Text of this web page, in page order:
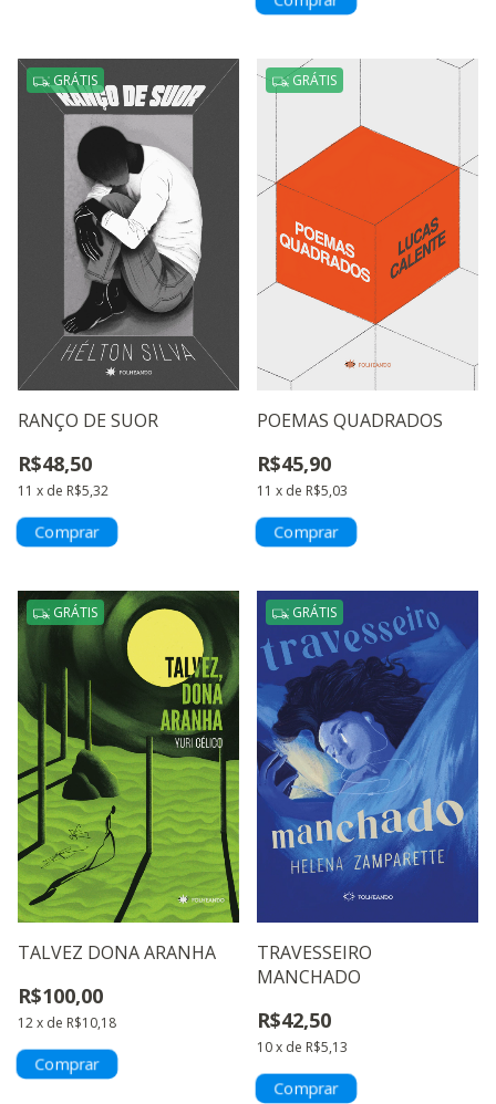
GRÁTIS
RANÇO DE SUOR
R$48,50
11 x de R$5,32
GRÁTIS
POEMAS QUADRADOS
R$45,90
11 x de R$5,03
GRÁTIS
TALVEZ DONA ARANHA
R$100,00
12x de R$10,18
GRÁTIS
TRAVESSEIRO
MANCHADO
R$42,50
10x de R$5,13